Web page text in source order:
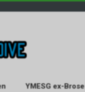
YMESG ex-Brose